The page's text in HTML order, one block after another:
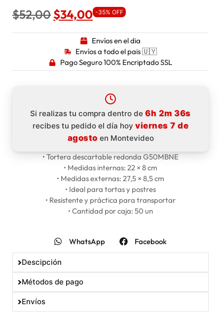
$52,00 $34,00 -35% OFF
Envíos en el dia
Envíos a todo el pais 🇺🇾
Pago Seguro 100% Encriptado SSL
Si realizas tu compra dentro de6h 2m 36s
recibes tu pedido el día hoy viernes 7 de
agosto en Montevideo
• Tortera descartable redonda G50MBNE
• Medidas internas: 22 × 8 cm
• Medidas externas: 27,5 × 8,5 cm
• Ideal para tortas y postres
• Resistente y práctica para transportar
• Cantidad por caja: 50 un
WhatsApp Facebook
Descipción
Métodos de pago
Envíos